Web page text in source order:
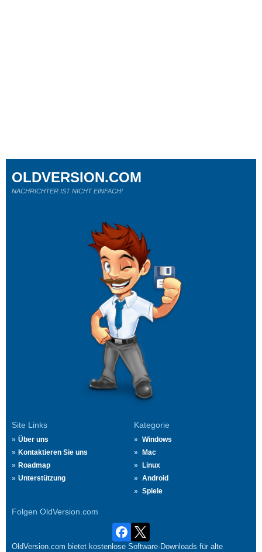
Site Links
Über uns
Kontaktieren Sie uns
Roadmap
Unterstützung
Kategorie
Windows
Mac
Linux
Android
Spiele
Folgen OldVersion.com
OLDVERSION.COM
NACHRICHTER IST NICHT EINFACH!
OldVersion.com bietet kostenlose Software-Downloads für alte